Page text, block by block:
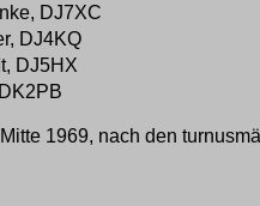
DJ7XC
DJ4KQ
DJ5HX
1969, nach den